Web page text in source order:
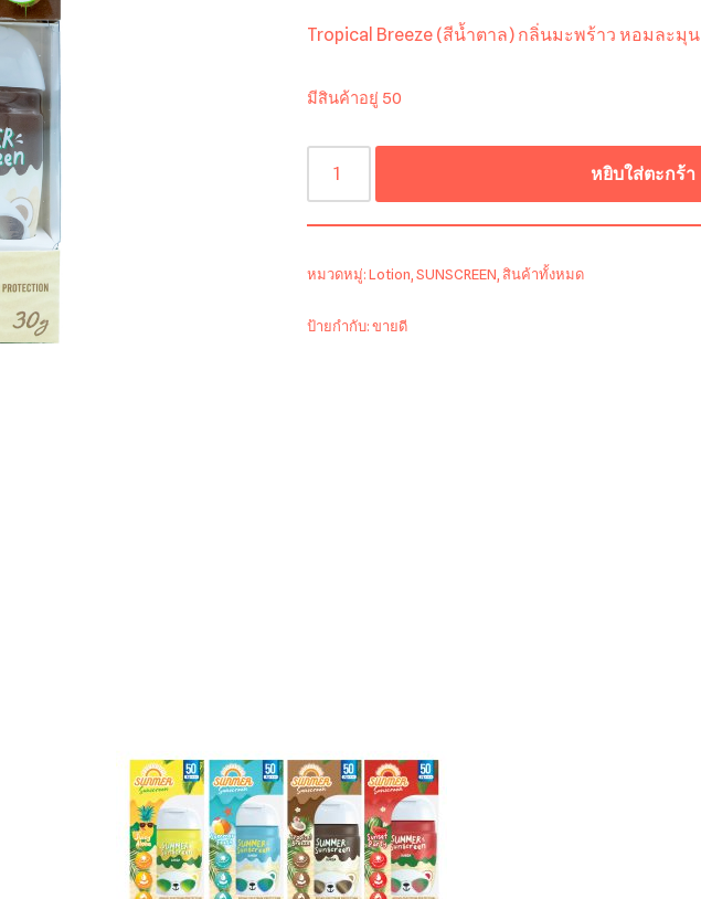
Tropical Breeze (สีน้ำตาล) กลิ่นมะพร้าว หอมละมุน
มีสินค้าอยู่ 50
หยิบใส่ตะกร้า
หมวดหมู่: Lotion, SUNSCREEN, สินค้าทั้งหมด
ป้ายกำกับ: ขายดี